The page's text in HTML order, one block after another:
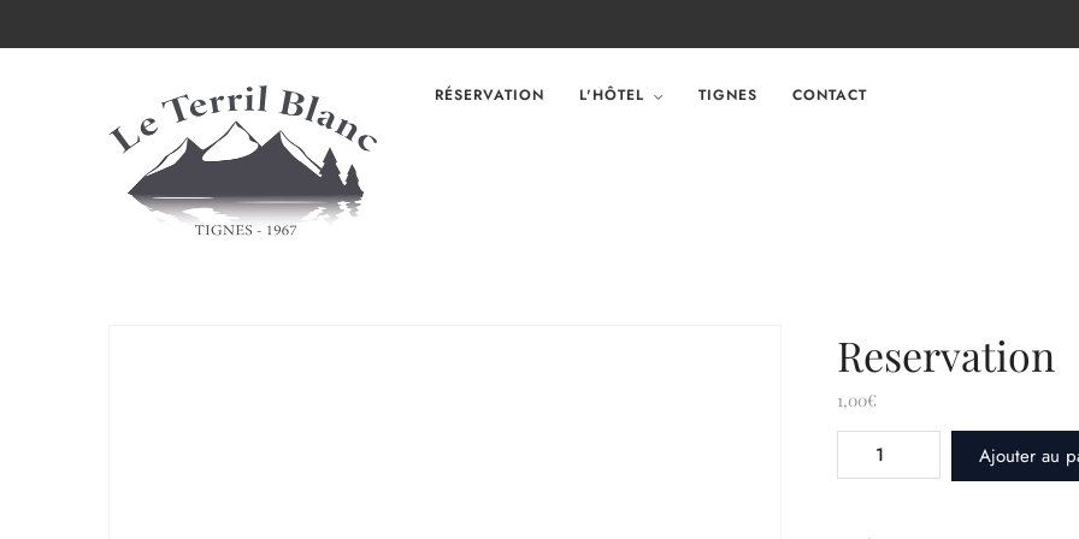
RÉSERVATION L'HÔTEL TIGNES CONTACT
Reservation
1,00€
quantité
de
Ajouter au